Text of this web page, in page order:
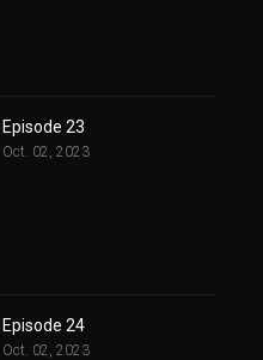
Episode 23
Oct. 02, 2023
Episode 24
Oct. 02, 2023